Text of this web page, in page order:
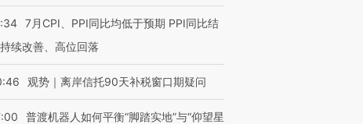
7月CPI、PPI同比均低于预期 PPI同比结
续改善、高位回落
观势｜离岸信托90天补税窗口期疑问
普渡机器人如何平衡“脚踏实地”与“仰望星